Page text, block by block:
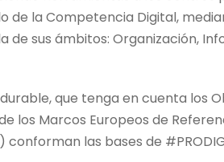
de la Competencia Digital,
sus ámbitos: Organización,
que tenga en cuenta los
los Marcos Europeos de
conforman las bases de